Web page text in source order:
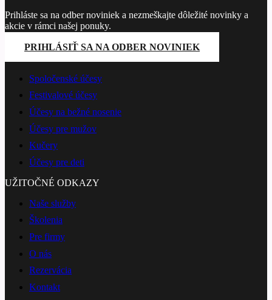
Prihláste sa na odber noviniek a nezmeškajte dôležité novinky a
akcie v rámci našej ponuky.
PRIHLÁSIŤ SA NA ODBER NOVINIEK
Spoločenské účesy
Festivalové účesy
Účesy na bežné nosenie
Účesy pre mužov
Kučery
Účesy pre deti
UŽITOČNÉ ODKAZY
Naše služby
Školenia
Pre firmy
O nás
Rezervácia
Kontakt